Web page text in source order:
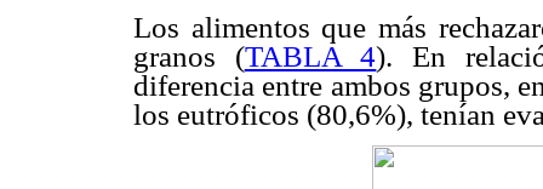
Los alimentos que más
granos (TABLA 4). En
diferencia entre ambos grupos,
los eutróficos (80,6%), tenían